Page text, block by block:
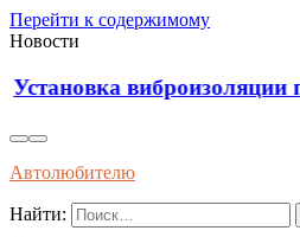
Перейти к содержимому
Новости
Установка
Автолюбителю
Найти: